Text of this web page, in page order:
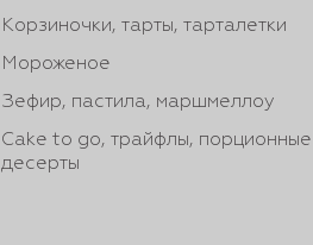
Корзиночки, тарты, тарталетки
Мороженое
Зефир, пастила, маршмеллоу
Cake to go, трайфлы, порционные
десерты